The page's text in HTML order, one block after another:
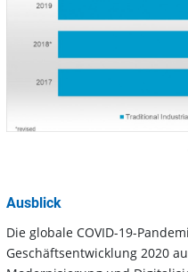
Ausblick
Die globale COVID-19-
Geschäftsentwicklung 2020